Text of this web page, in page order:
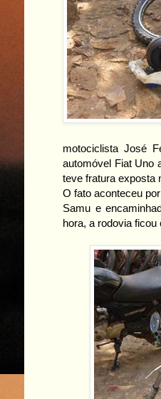
motociclista José
automóvel Fiat Uno
teve fratura exposta
O fato aconteceu
Samu e
hora, a rodovia ficou